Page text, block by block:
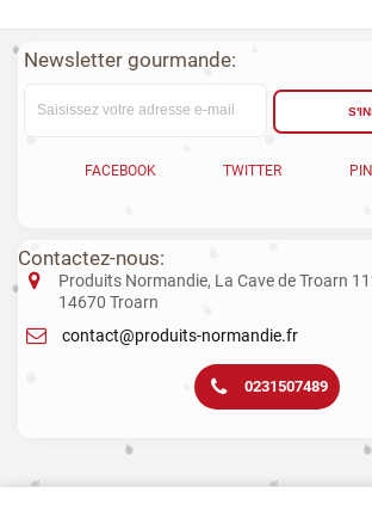
Newsletter gourmande:
FACEBOOK TWITTER
Contactez-nous:
Produits Normandie, La Cave de Troarn
14670 Troarn
contact@produits-normandie.fr
0231507489